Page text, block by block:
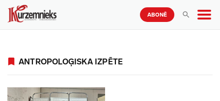
ABONĒ
ANTROPOLOĢISKA IZPĒTE